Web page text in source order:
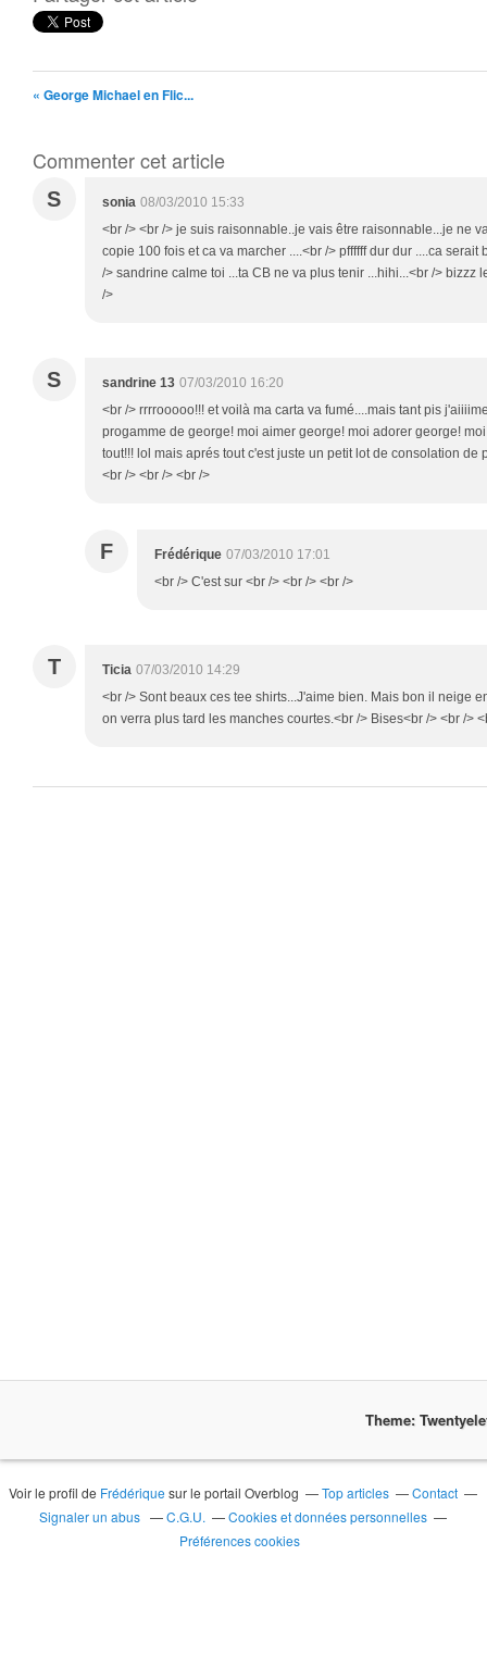
« George Michael en Flic...
Commenter cet article
S sonia 08/03/2010 15:33
<br /> <br /> je suis raisonnable..je vais être raisonnable...je ne
copie 100 fois et ca va marcher ....<br /> pffffff dur dur ....ca serait
/> sandrine calme toi ...ta CB ne va plus tenir ...hihi...<br /> bizzz
/>
S sandrine 13 07/03/2010 16:20
<br /> rrrrooooo!!! et voilà ma carta va fumé....mais tant pis
progamme de george! moi aimer george! moi adorer george!
tout!!! lol mais aprés tout c'est juste un petit lot de consolation de
<br /> <br /> <br />
F Frédérique 07/03/2010 17:01
<br /> C'est sur <br /> <br /> <br />
T Ticia 07/03/2010 14:29
<br /> Sont beaux ces tee shirts...J'aime bien. Mais bon il neige
on verra plus tard les manches courtes.<br /> Bises<br /> <br />
Theme:
Voir le profil de Frédérique sur le portail Overblog Top articles
Contact
Signaler un abus
C.G.U.
Cookies et données personnelles
Préférences cookies